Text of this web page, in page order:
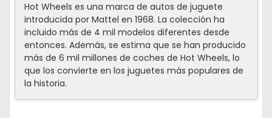
Hot Wheels es una marca de autos de juguete
introducida por Mattel en 1968. La colección ha
incluido más de 4 mil modelos diferentes desde
entonces. Además, se estima que se han producido
más de 6 mil millones de coches de Hot Wheels, lo
que los convierte en los juguetes más populares de
la historia.